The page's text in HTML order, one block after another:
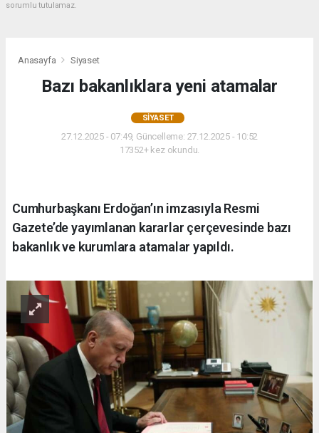
sorumlu tutulamaz.
Anasayfa Siyaset
Bazı bakanlıklara yeni atamalar
SIYASET
27.12.2025 - 07:49, Güncelleme: 27.12.2025 - 10:52
17352+ kez okundu.
Cumhurbaşkanı Erdoğan’ın imzasıyla Resmi
Gazete’de yayımlanan kararlar çerçevesinde bazı
bakanlık ve kurumlara atamalar yapıldı.